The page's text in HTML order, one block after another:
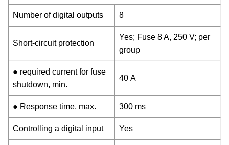
Number of digital outputs 8
Short-circuit protection
Yes; Fuse 8 A, 250 V; per
group
● required current for fuse
shutdown, min.
40 A
● Response time, max. 300 ms
Controlling a digital input Yes